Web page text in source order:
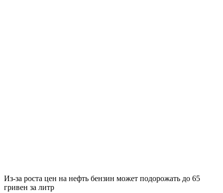
Из-за роста цен на нефть бензин может подорожать до 65
гривен за литр